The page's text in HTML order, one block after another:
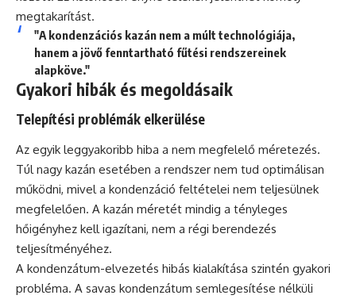
megtakarítást.
"A kondenzációs kazán nem a múlt technológiája,
hanem a jövő fenntartható fűtési rendszereinek
alapköve."
Gyakori hibák és megoldásaik
Telepítési problémák elkerülése
Az egyik leggyakoribb hiba a nem megfelelő méretezés.
Túl nagy kazán esetében a rendszer nem tud optimálisan
működni, mivel a kondenzáció feltételei nem teljesülnek
megfelelően. A kazán méretét mindig a tényleges
hőigényhez kell igazítani, nem a régi berendezés
teljesítményéhez.
A kondenzátum-elvezetés hibás kialakítása szintén gyakori
probléma. A savas kondenzátum semlegesítése nélküli